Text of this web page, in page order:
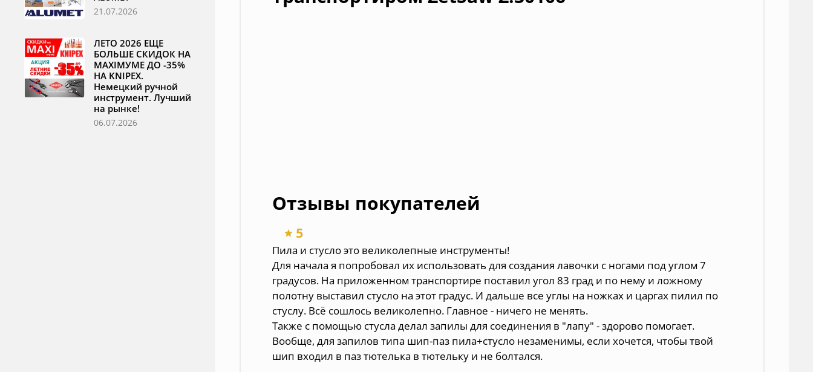
Отзывы покупателей
Пила и стусло это великолепные инструменты!
Для начала я попробовал их использовать для создания лавочки с ногами под углом 7
градусов. На приложенном транспортире поставил угол 83 град и по нему и ложному
полотну выставил стусло на этот градус. И дальше все углы на ножках и царгах пилил по
стуслу. Всё сошлось великолепно. Главное - ничего не менять.
Также с помощью стусла делал запилы для соединения в "лапу" - здорово помогает.
Вообще, для запилов типа шип-паз пила+стусло незаменимы, если хочется, чтобы твой
шип входил в паз тютелька в тютельку и не болтался.
21.07.2026
ЛЕТО 2026 ЕЩЕ
БОЛЬШЕ СКИДОК НА
MAXIМУМЕ ДО -35%
НА KNIPEX.
Немецкий ручной
инструмент. Лучший
на рынке!
06.07.2026